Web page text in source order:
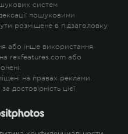
систем
пошуковими
розміщене в підзаголовку
або інше використання
на rexfeatures.com або
на правах реклами.
достовірність цієї